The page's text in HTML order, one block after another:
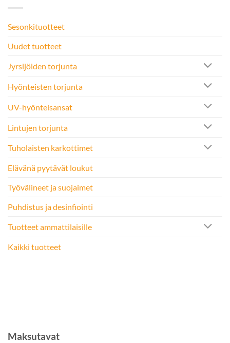
Sesonkituotteet
Uudet tuotteet
Jyrsijöiden torjunta
Hyönteisten torjunta
UV-hyönteisansat
Lintujen torjunta
Tuholaisten karkottimet
Elävänä pyytävät loukut
Työvälineet ja suojaimet
Puhdistus ja desinfiointi
Tuotteet ammattilaisille
Kaikki tuotteet
Maksutavat